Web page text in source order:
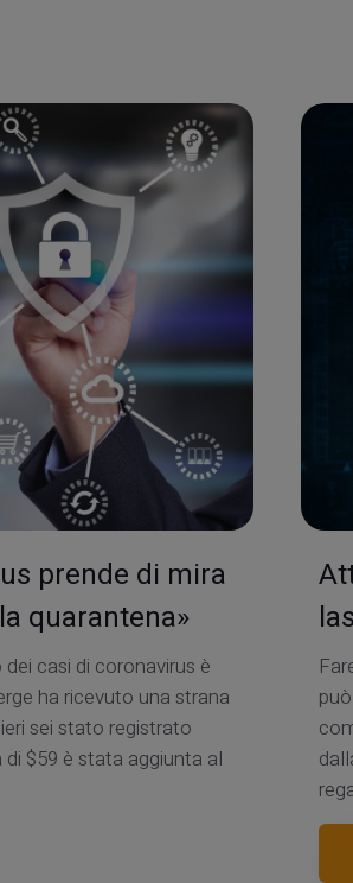
prende di mira
quarantena»
casi di coronavirus è
ha ricevuto una strana
sei stato registrato
$59 è stata aggiunta al